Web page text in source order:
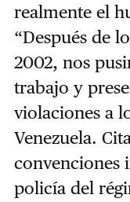
realmente el
“Después de
2002, nos
trabajo y
violaciones a
Venezuela.
convenciones
policía del